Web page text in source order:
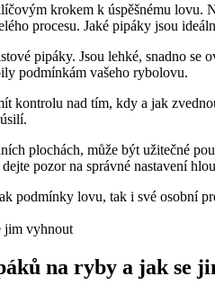
krokem k úspěšnému⁣ lovu.
procesu. Jaké pipáky jsou
⁤pipáky. Jsou lehké, snadno
podmínkám vašeho rybolovu.
kontrolu nad tím, kdy a jak
plochách, může být užitečné
pozor na správné nastavení
podmínky lovu, tak i své osobní
na ryby a jak se